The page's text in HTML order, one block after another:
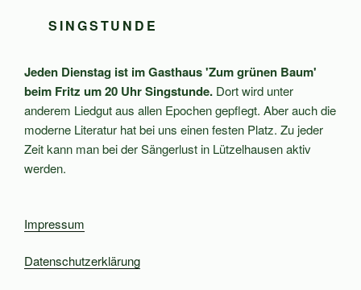
SINGSTUNDE
Jeden Dienstag ist im Gasthaus 'Zum grünen Baum'
beim Fritz um 20 Uhr Singstunde. Dort wird unter
anderem Liedgut aus allen Epochen gepflegt. Aber auch die
moderne Literatur hat bei uns einen festen Platz. Zu jeder
Zeit kann man bei der Sängerlust in Lützelhausen aktiv
werden.
Impressum
Datenschutzerklärung